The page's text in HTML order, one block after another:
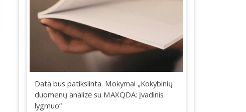
Data bus patikslinta. Mokymai „Kokybinių
duomenų analizė su MAXQDA: įvadinis
lygmuo“